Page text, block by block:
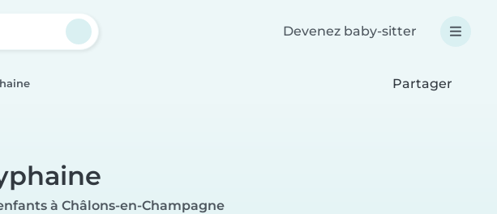
Devenez baby-sitter
Partager
à Châlons-en-Champagne